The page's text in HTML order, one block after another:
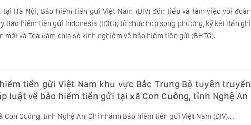
tại Hà Nội, Bảo hiểm tiền gửi Việt Nam (DIV) đón tiếp và làm việc với đoàn
Bảo hiểm tiền gửi Indonesia (IDIC); tổ chức họp song phương, ký kết Bản ghi
mới và Tọa đàm chia sẻ kinh nghiệm về bảo hiểm tiền gửi (BHTG).
tiền gửi Việt Nam khu vực Bắc Trung Bộ tuyên truyền
luật về bảo hiểm tiền gửi tại xã Con Cuông, tỉnh Nghệ An
Con Cuông, tỉnh Nghệ An, Chi nhánh Bảo hiểm tiền gửi Việt Nam (DIV)...